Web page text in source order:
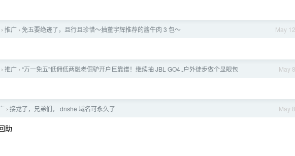
May 12
› 推广 › 免五要绝迹了，且行且珍惜～抽董宇辉推荐的酱牛肉 3 包～
May 8
› 推广 › “万一免五”低佣低两融老倔驴开户巨靠谱！继续抽 JBL GO4..户外徒步做个显眼包
May 8
› 接龙了，兄弟们， dnshe 域名可永久了
助